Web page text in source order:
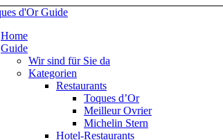
Home
Guide
Wir sind für Sie da
Kategorien
Restaurants
Toques d’Or
Meilleur Ovrier
Michelin Stern
Hotel-Restaurants